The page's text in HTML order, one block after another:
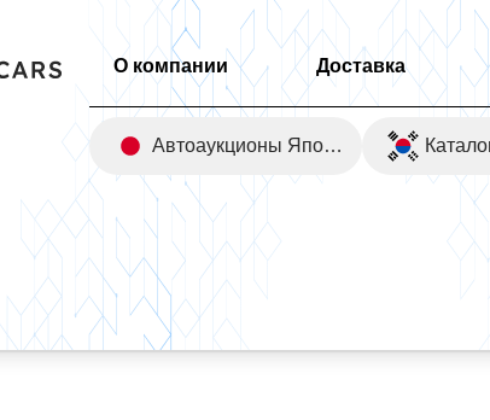
О компании Доставка
Автоаукционы Японии
Land Rover Discovery Sport P250 SE 2WD